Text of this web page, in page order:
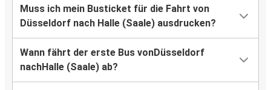
Muss ich mein Busticket für die Fahrt von
Düsseldorf nach Halle (Saale) ausdrucken?
Wann fährt der erste Bus vonDüsseldorf
nachHalle (Saale) ab?